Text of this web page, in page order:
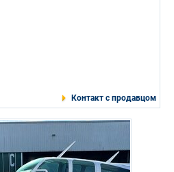
Контакт с продавцом